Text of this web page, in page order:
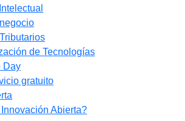
de Tecnologías
Day
gratuito
Abierta?